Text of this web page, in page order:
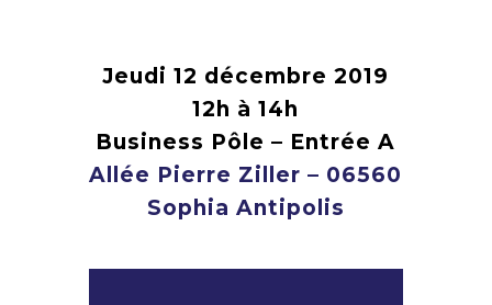
Jeudi 12 décembre 2019
12h à 14h
Business Pôle – Entrée A
Allée Pierre Ziller – 06560
Sophia Antipolis